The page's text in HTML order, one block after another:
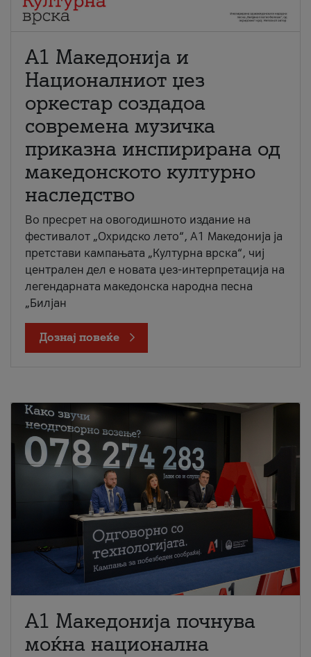
А1 Македонија и
Националниот џез
оркестар создадоа
современа музичка
приказна инспирирана од
македонското културно
наследство
Во пресрет на овогодишното издание на
фестивалот „Охридско лето“, А1 Македонија ја
претстави кампањата „Културна врска“, чиј
централен дел е новата џез-интерпретација на
легендарната македонска народна песна
„Билјан
Дознај повеќе
A1 Македонија почнува
моќна национална